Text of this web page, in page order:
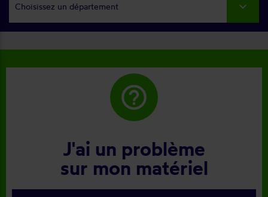
Choisissez un département
help_outline
J'ai un problème
sur mon matériel